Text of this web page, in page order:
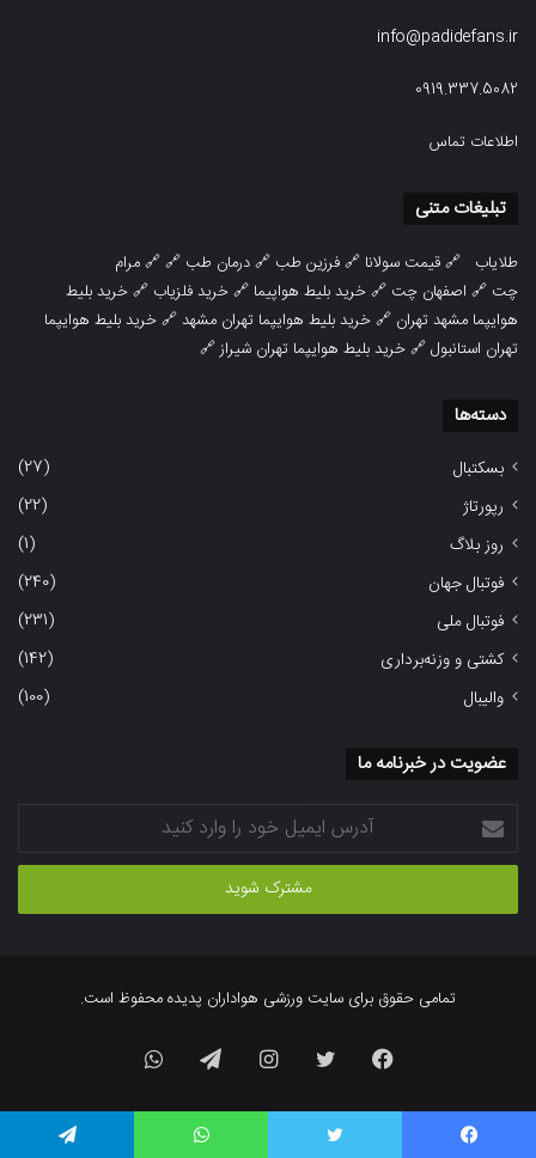
info@padidefans.ir
0919.337.5082
اطلاعات تماس
تبلیغات متنی
طلایاب 🔗قیمت سولانا 🔗فرزین طب 🔗درمان طب 🔗 🔗مرام
چت 🔗 اصفهان چت 🔗خرید بلیط هواپیما 🔗خرید فلزیاب 🔗خرید بلیط
هوایپما مشهد تهران 🔗خرید بلیط هوایپما تهران مشهد🔗خرید بلیط هوایپما
تهران استانبول🔗خرید بلیط هوایپما تهران شیراز🔗
دسته‌ها
بسکتبال
(27)
رپورتاژ
(22)
روز بلاگ
(1)
فوتبال جهان
(240)
فوتبال ملی
(231)
کشتی و وزنه‌برداری
(142)
والیبال
(100)
عضویت در خبرنامه ما
آدرس
ایمیل
خود
وارد
تمامی حقوق برای سایت ورزشی هواداران پدیده محفوظ است.
فیسبوک توییتر اینستاگرام تلگرام
آپ